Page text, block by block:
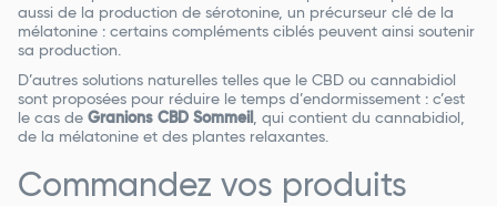
aussi de la production de sérotonine, un précurseur clé de la
mélatonine : certains compléments ciblés peuvent ainsi soutenir
sa production.
D’autres solutions naturelles telles que le CBD ou cannabidiol
sont proposées pour réduire le temps d’endormissement : c’est
le cas de Granions CBD Sommeil , qui contient du cannabidiol,
de la mélatonine et des plantes relaxantes.
Commandez vos produits